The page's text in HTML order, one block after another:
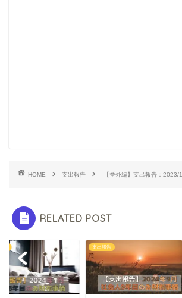
HOME 支出報告 【番外編】支出報告：2023/1
RELATED POST
支出報告